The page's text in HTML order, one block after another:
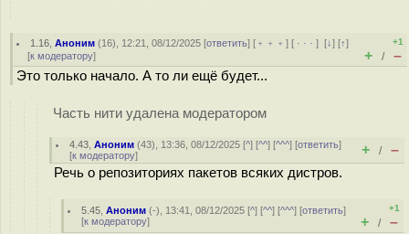
1.16 ,Аноним (16), 12:21, 08/12/2025 [ответить] [ ﹢﹢﹢] [ · · ·][↓] [↑]
[к модератору]
+1
+ / –
Это только начало. А то ли ещё будет...
Часть нити удалена модератором
4.43 ,Аноним (43), 13:36, 08/12/2025 [^] [^^] [^^^] [ответить]
[к модератору] + / –
Речь о репозиториях пакетов всяких дистров.
5.45 ,Аноним (-), 13:41, 08/12/2025 [^] [^^] [^^^] [ответить]
[к модератору]
+1
+ / –